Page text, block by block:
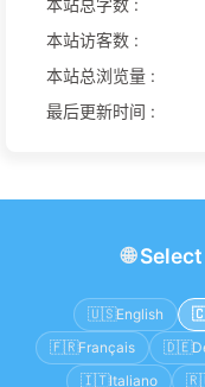
本站访客数 :
本站总浏览量 :
最后更新时间 :
🌐
🇺🇸English
🇫🇷Français 🇩🇪
🇮🇹Italiano